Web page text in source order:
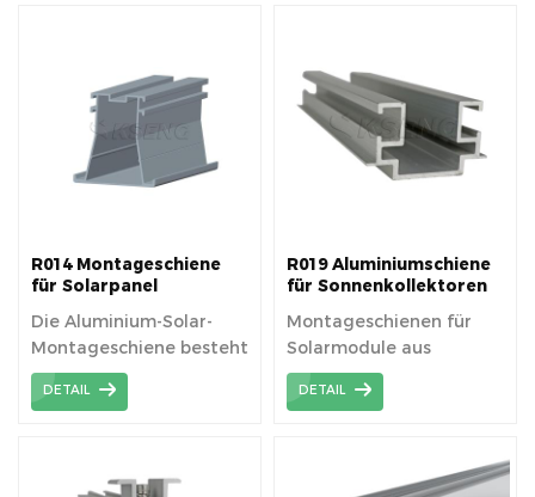
R014 Montageschiene
für Solarpanel
Die Aluminium-Solar-
Montageschiene besteht
aus einer hochfesten
Aluminium-
DETAIL
R019 Aluminiumschiene
für Sonnenkollektoren
Montageschienen für
Solarmodule aus
Aluminium
DETAIL